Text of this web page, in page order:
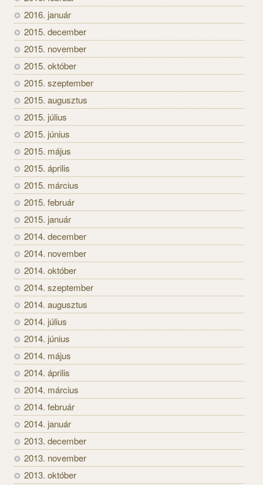
2016. január
2015. december
2015. november
2015. október
2015. szeptember
2015. augusztus
2015. július
2015. június
2015. május
2015. április
2015. március
2015. február
2015. január
2014. december
2014. november
2014. október
2014. szeptember
2014. augusztus
2014. július
2014. június
2014. május
2014. április
2014. március
2014. február
2014. január
2013. december
2013. november
2013. október